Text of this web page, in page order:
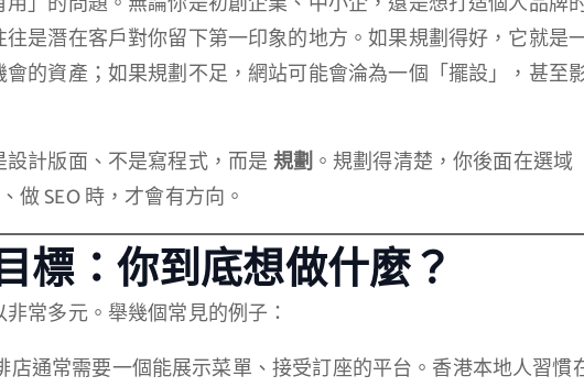
是潛在客戶對你留下第一印象的地方。如果規劃得好，它就是
的資產；如果規劃不足，網站可能會淪為一個「擺設」，甚至
計版面、不是寫程式，而是 規劃。規劃得清楚，你後面在選域
做 SEO 時，才會有方向。
標：你到底想做什麼？
常多元。舉幾個常見的例子：
店通常需要一個能展示菜單、接受訂座的平台。香港本地人習慣